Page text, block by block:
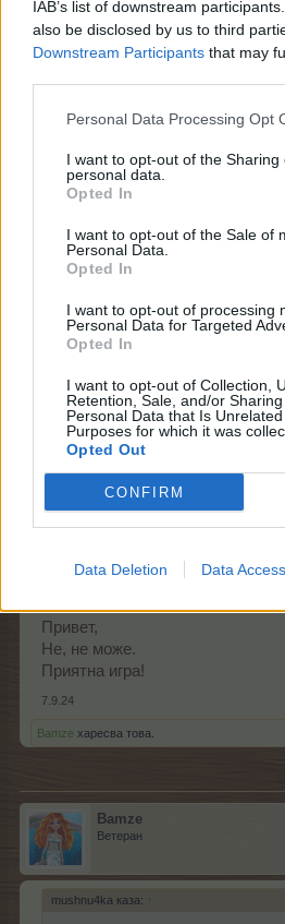
IAB’s list of downstream
also be disclosed by us to third
Downstream Participants that may
Personal Data Processing Opt
I want to opt-out of the Sharing
personal data.
Opted In
I want to opt-out of the Sale of
Personal Data.
Opted In
I want to opt-out of processing
Personal Data for Targeted
Opted In
I want to opt-out of Collection,
Retention, Sale, and/or
Personal Data that Is
Purposes for which it was
Opted Out
CONFIRM
Data Deletion Data Access
Усмихнат ден!
Bamze
Ветеран
Привет, имам един въпрос -
третия стил кули от сирена,
7.9.24
-sheherezada67-харесва това.
mushnu4ka
S-Moderator
Bamze каза:↑
третия стил кули от сирена, след
другите два стила?
Привет,
Не, не може.
Приятна игра!
7.9.24
Bamze харесва това.
Bamze
Ветеран
mushnu4ka каза: ↑